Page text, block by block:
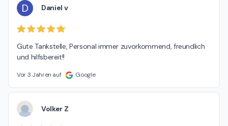
D Daniel v
Gute Tankstelle, Personal immer zuvorkommend, freundlich
und hilfsbereit!!
Vor 3 Jahren auf Google
Volker Z